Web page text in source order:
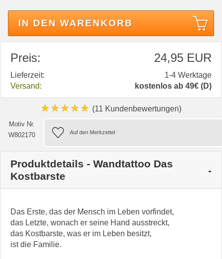
IN DEN WARENKORB
Preis: 24,95 EUR
Lieferzeit:
1-4 Werktage
Versand:
kostenlos ab 49€ (D)
★★★★★ (11 Kundenbewertungen)
Motiv Nr.
W802170
Produktdetails - Wandtattoo Das
Kostbarste
Das Erste, das der Mensch im Leben vorfindet,
das Letzte, wonach er seine Hand ausstreckt,
das Kostbarste, was er im Leben besitzt,
ist die Familie.